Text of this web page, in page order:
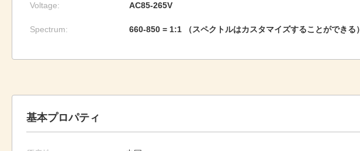
Voltage: AC85-265V
Spectrum: 660-850 = 1:1 （スペクトルはカスタマイズすることができる）
基本プロパティ